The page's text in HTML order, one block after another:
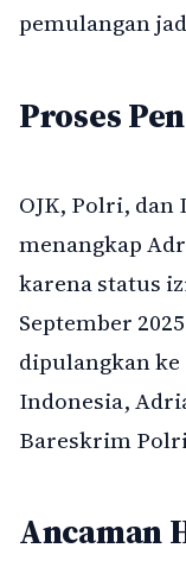
pemulangan
Proses
OJK, Polri,
menangkap
karena status
September
dipulangkan ke
Indonesia,
Bareskrim
Ancaman